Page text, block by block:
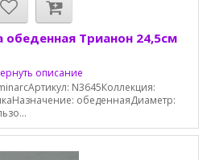
обеденная Трианон 24,5см
описание
N3645Коллекция:
обеденнаяДиаметр: